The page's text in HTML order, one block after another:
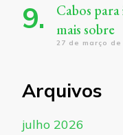
Cabos
mais sobre
27 de março de
Arquivos
julho 2026